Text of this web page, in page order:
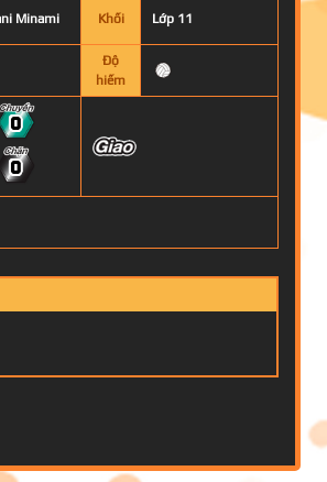
Minami Khối Lớp 11
Độ
hiếm
0
0